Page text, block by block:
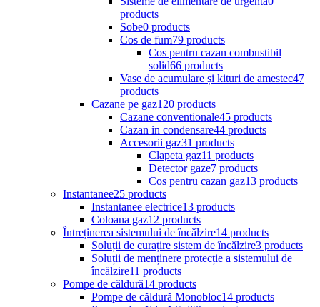
products
Sobe0 products
Cos de fum79 products
Cos pentru cazan combustibil
solid66 products
Vase de acumulare și kituri de amestec47
products
Cazane pe gaz120 products
Cazane conventionale45 products
Cazan in condensare44 products
Accesorii gaz31 products
Clapeta gaz11 products
Detector gaze7 products
Cos pentru cazan gaz13 products
Instantanee25 products
Instantanee electrice13 products
Coloana gaz12 products
Întreținerea sistemului de încălzire14 products
Soluții de curațire sistem de încălzire3 products
Soluții de menținere protecție a sistemului de
încălzire11 products
Pompe de căldură14 products
Pompe de căldură Monobloc14 products